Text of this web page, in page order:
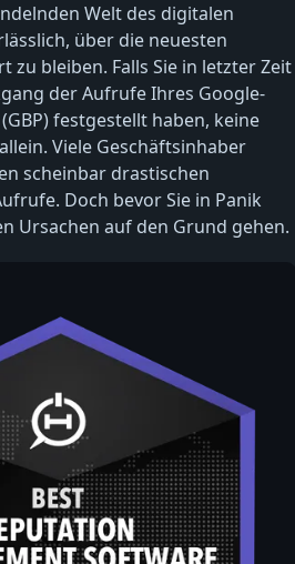
Welt des digitalen
über die neuesten
bleiben. Falls Sie in letzter Zeit
der Aufrufe Ihres Google-
festgestellt haben, keine
Viele Geschäftsinhaber
scheinbar drastischen
Doch bevor Sie in Panik
Ursachen auf den Grund gehen.